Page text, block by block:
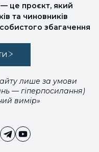
— це проєкт, який
та чиновників
збагачення
лише за умови
— гіперпосилання)
вимір»